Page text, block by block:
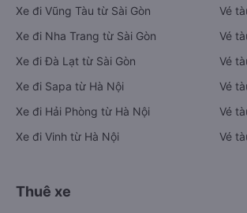
Xe đi Vũng Tàu từ Sài Gòn
Xe đi Nha Trang từ Sài Gòn
Xe đi Đà Lạt từ Sài Gòn
Xe đi Sapa từ Hà Nội
Xe đi Hải Phòng từ Hà Nội
Xe đi Vinh từ Hà Nội
Vé
Vé
Vé
Vé
Vé
Vé
Thuê xe